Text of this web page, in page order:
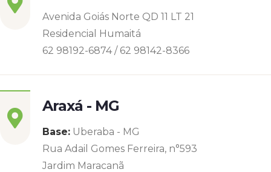
Avenida Goiás Norte QD 11 LT 21
Residencial Humaitá
62 98192-6874 / 62 98142-8366
Araxá - MG
Base: Uberaba - MG
Rua Adail Gomes Ferreira, n°593
Jardim Maracanã